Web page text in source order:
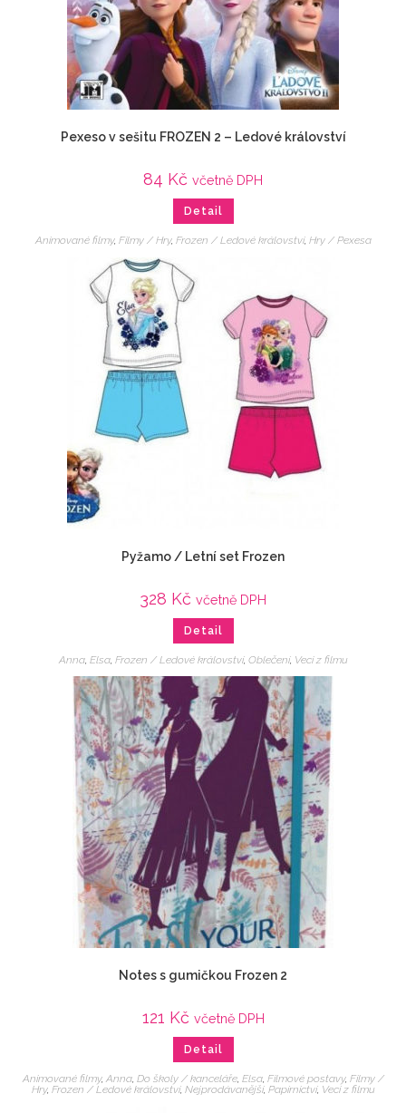
Pexeso v sešitu FROZEN 2 – Ledové království
84 Kč včetně DPH
Detail
Animované filmy, Filmy / Hry, Frozen / Ledové království, Hry / Pexesa
Pyžamo / Letní set Frozen
328 Kč včetně DPH
Detail
Anna, Elsa, Frozen / Ledové království, Oblečení, Veci z filmu
Notes s gumičkou Frozen 2
121 Kč včetně DPH
Detail
Animované filmy, Anna, Do školy / kanceláře, Elsa, Filmové postavy, Filmy /
Hry, Frozen / Ledové království, Nejprodávanější, Papírnictví, Veci z filmu